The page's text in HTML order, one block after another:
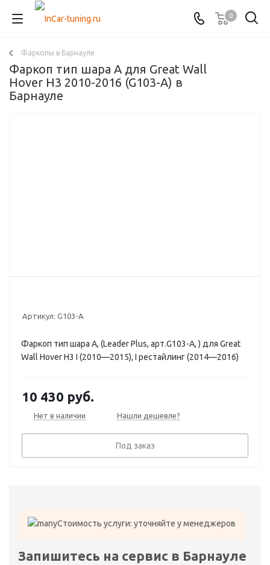
0
Фаркопы в Барнауле
Фаркоп тип шара A для Great Wall
Hover H3 2010-2016 (G103-A) в
Барнауле
Артикул: G103-A
Фаркоп тип шара A, (Leader Plus, арт.G103-A, ) для Great
Wall Hover H3 I (2010—2015), I рестайлинг (2014—2016)
10 430 руб.
Нет в наличии Нашли дешевле?
Под заказ
Стоимость услуги: уточняйте у менеджеров
Запишитесь на сервис в Барнауле